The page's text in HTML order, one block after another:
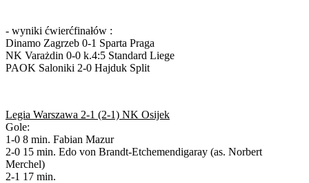
- wyniki ćwierćfinałów :
Dinamo Zagrzeb 0-1 Sparta Praga
NK Varażdin 0-0 k.4:5 Standard Liege
PAOK Saloniki 2-0 Hajduk Split
Legia Warszawa 2-1 (2-1) NK Osijek
Gole:
1-0 8 min. Fabian Mazur
2-0 15 min. Edo von Brandt-Etchemendigaray (as. Norbert
Merchel)
2-1 17 min.